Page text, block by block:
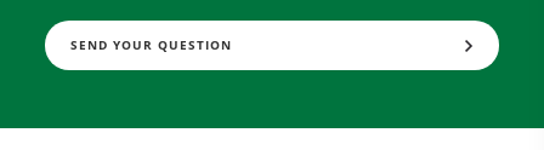
SEND YOUR QUESTION